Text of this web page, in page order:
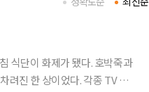
식단이 화제가 됐다. 호박죽과
진 한 상이었다. 각종 TV 건강